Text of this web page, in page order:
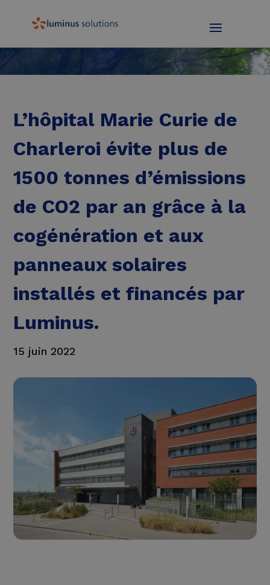
L’hôpital Marie Curie de
Charleroi évite plus de
1500 tonnes d’émissions
de CO2 par an grâce à la
cogénération et aux
panneaux solaires
installés et financés par
Luminus.
15 juin 2022